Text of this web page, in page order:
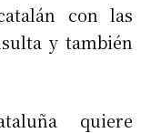
con las
y también
quiere